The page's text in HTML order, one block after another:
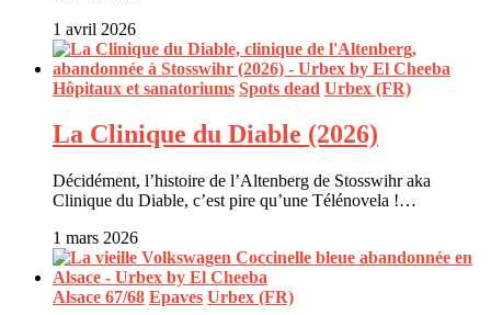
1 avril 2026
Hôpitaux et sanatoriums Spots dead Urbex (FR)
La Clinique du Diable (2026)
Décidément, l’histoire de l’Altenberg de Stosswihr aka
Clinique du Diable, c’est pire qu’une Télénovela !…
1 mars 2026
Alsace 67/68 Epaves Urbex (FR)